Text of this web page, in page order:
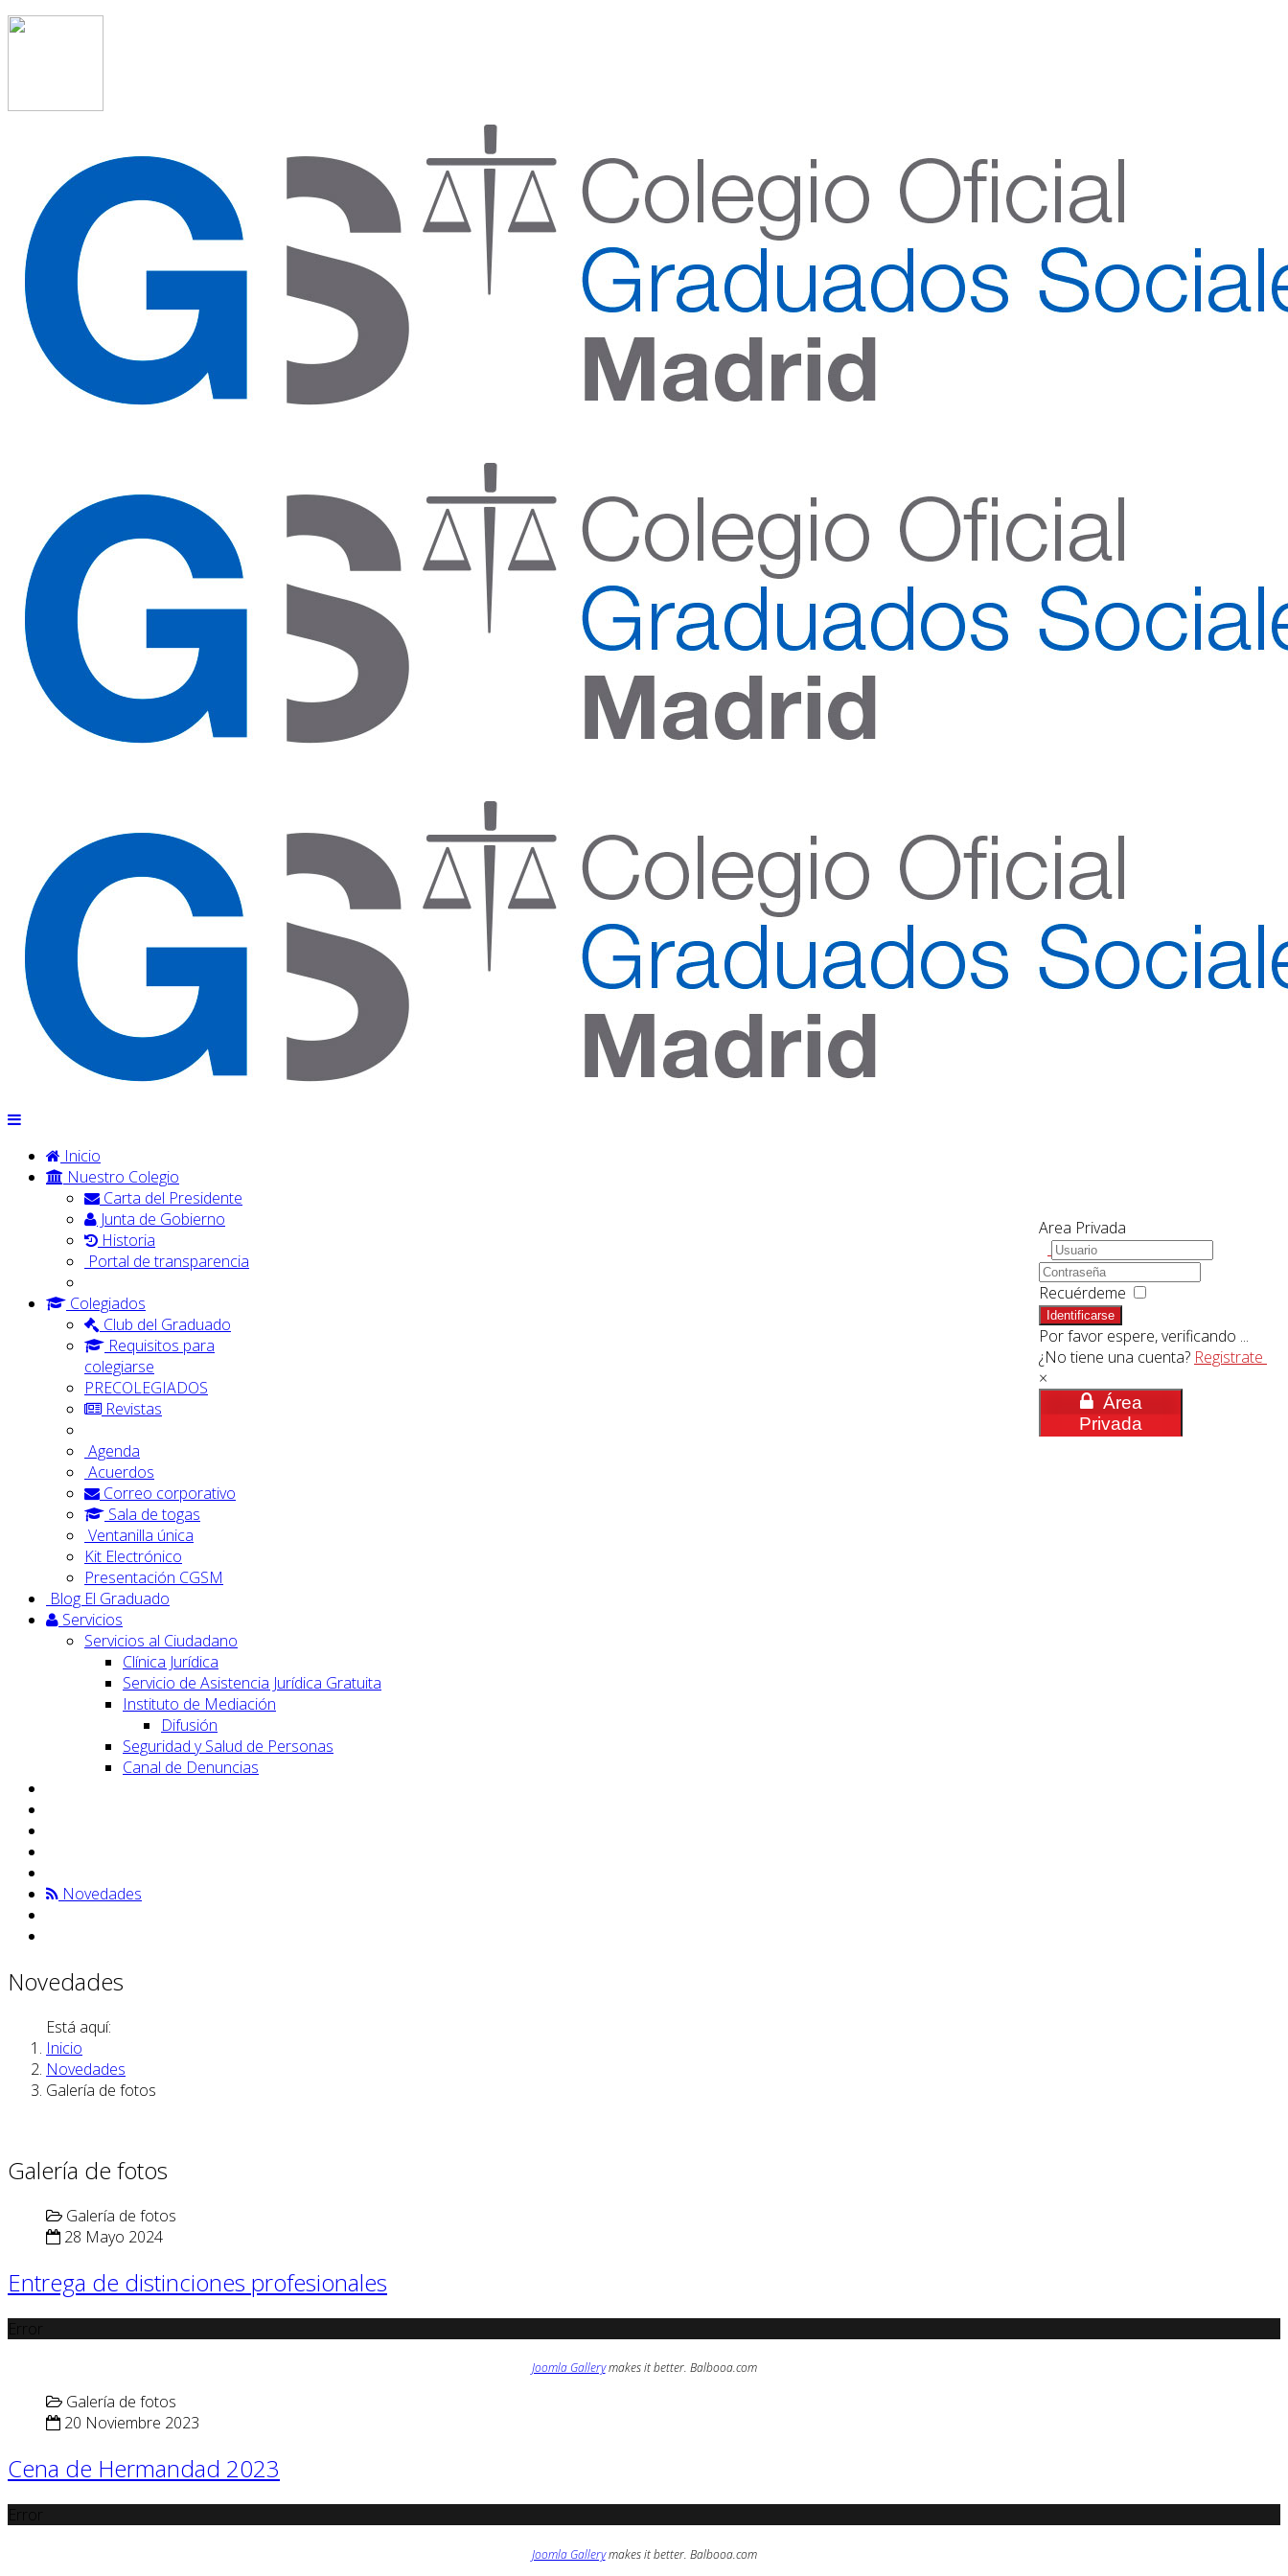
Area Privada
Recuérdeme
Identificarse
Por favor espere, verificando ...
¿No tiene una cuenta? Registrate
×
Área
Privada
Inicio
Nuestro Colegio
Carta del Presidente
Junta de Gobierno
Historia
Portal de transparencia
Colegiados
Club del Graduado
Requisitos para
colegiarse
PRECOLEGIADOS
Revistas
Agenda
Acuerdos
Correo corporativo
Sala de togas
Ventanilla única
Kit Electrónico
Presentación CGSM
Blog El Graduado
Servicios
Servicios al Ciudadano
Clínica Jurídica
Servicio de Asistencia Jurídica Gratuita
Instituto de Mediación
Difusión
Seguridad y Salud de Personas
Canal de Denuncias
Novedades
Novedades
Está aquí:
Inicio
Novedades
Galería de fotos
Galería de fotos
Galería de fotos
28 Mayo 2024
Entrega de distinciones profesionales
Joomla Gallerymakes it better. Balbooa.com
Galería de fotos
20 Noviembre 2023
Cena de Hermandad 2023
Joomla Gallerymakes it better. Balbooa.com